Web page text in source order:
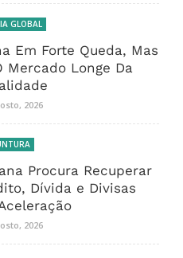
GLOBAL
Em Forte Queda, Mas
Mercado Longe Da
2026
Procura Recuperar
Dívida e Divisas
2026